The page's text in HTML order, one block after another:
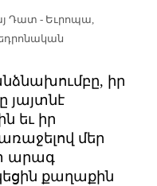
Դատ - Եւրոպա
իր
յայտնէ
եւ իր
մեր
արագ
քաղաքին